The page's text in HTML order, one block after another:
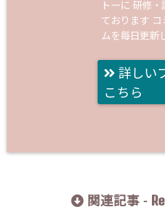
トーに 研修
ております コ
ムを毎日更新
詳しい
こちら
関連記事 -